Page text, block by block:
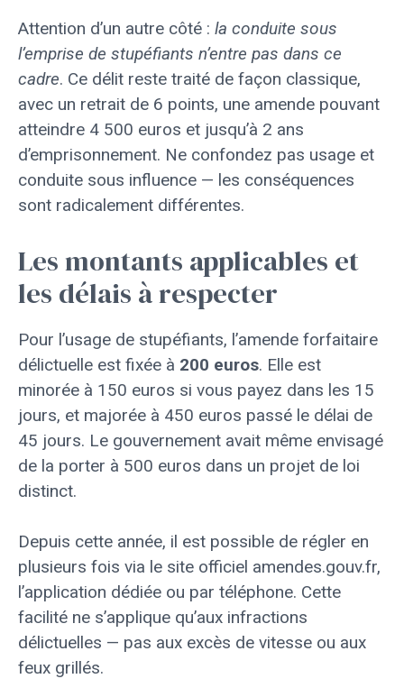
Attention d’un autre côté : la conduite sous
l’emprise de stupéfiants n’entre pas dans ce
cadre. Ce délit reste traité de façon classique,
avec un retrait de 6 points, une amende pouvant
atteindre 4 500 euros et jusqu’à 2 ans
d’emprisonnement. Ne confondez pas usage et
conduite sous influence — les conséquences
sont radicalement différentes.
Les montants applicables et
les délais à respecter
Pour l’usage de stupéfiants, l’amende forfaitaire
délictuelle est fixée à 200 euros. Elle est
minorée à 150 euros si vous payez dans les 15
jours, et majorée à 450 euros passé le délai de
45 jours. Le gouvernement avait même envisagé
de la porter à 500 euros dans un projet de loi
distinct.
Depuis cette année, il est possible de régler en
plusieurs fois via le site officiel amendes.gouv.fr,
l’application dédiée ou par téléphone. Cette
facilité ne s’applique qu’aux infractions
délictuelles — pas aux excès de vitesse ou aux
feux grillés.